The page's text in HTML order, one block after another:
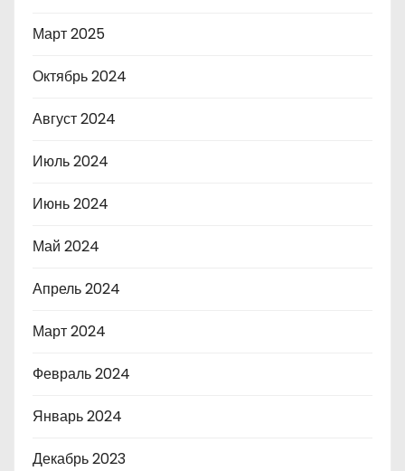
Март 2025
Октябрь 2024
Август 2024
Июль 2024
Июнь 2024
Май 2024
Апрель 2024
Март 2024
Февраль 2024
Январь 2024
Декабрь 2023